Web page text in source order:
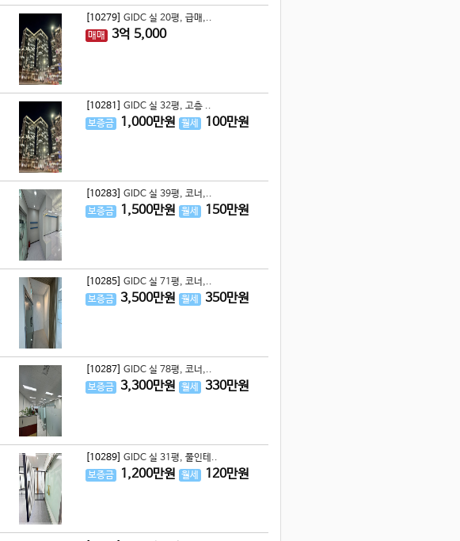
[10279] GIDC 실 20평, 급매,..
매매
3억 5,000
[10281]
GIDC 실 32평, 고층 ..
보증금
1,000만원 월세 100만원
[10283] GIDC 실 39평, 코너,..
보증금
1,500만원 월세 150만원
[10285] GIDC 실 71평, 코너,..
보증금
3,500만원 월세 350만원
[10287]
GIDC 실 78평, 코너,..
보증금
3,300만원 월세 330만원
[10289] GIDC 실 31평, 풀인테..
보증금
1,200만원 월세 120만원